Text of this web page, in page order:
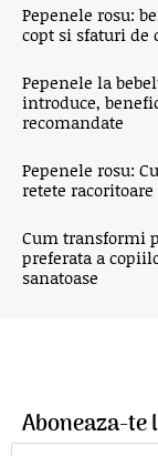
Pepenele rosu:
copt si sfaturi
Pepenele la
introduce,
recomandate
Pepenele rosu:
retete
Cum transformi
preferata a
sanatoase
Aboneaza-